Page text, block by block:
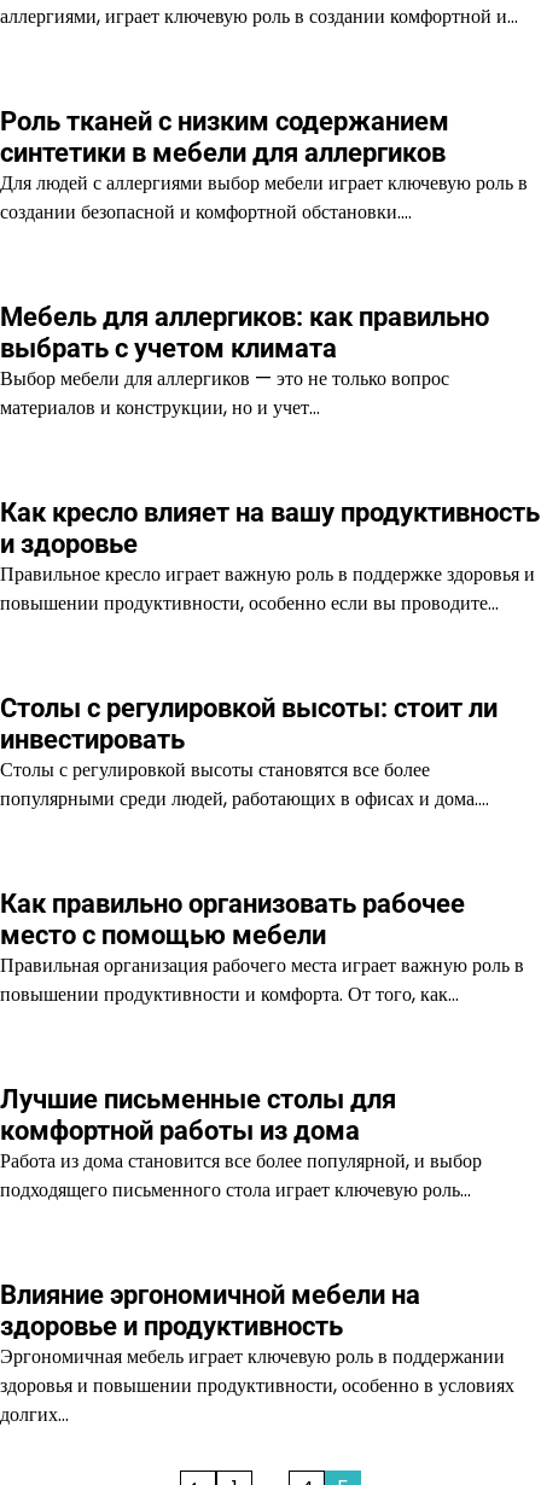
аллергиями, играет ключевую роль в создании комфортной и…
Роль тканей с низким содержанием
синтетики в мебели для аллергиков
Для людей с аллергиями выбор мебели играет ключевую роль в
создании безопасной и комфортной обстановки.…
Мебель для аллергиков: как правильно
выбрать с учетом климата
Выбор мебели для аллергиков — это не только вопрос
материалов и конструкции, но и учет…
Как кресло влияет на вашу продуктивность
и здоровье
Правильное кресло играет важную роль в поддержке здоровья и
повышении продуктивности, особенно если вы проводите…
Столы с регулировкой высоты: стоит ли
инвестировать
Столы с регулировкой высоты становятся все более
популярными среди людей, работающих в офисах и дома.…
Как правильно организовать рабочее
место с помощью мебели
Правильная организация рабочего места играет важную роль в
повышении продуктивности и комфорта. От того, как…
Лучшие письменные столы для
комфортной работы из дома
Работа из дома становится все более популярной, и выбор
подходящего письменного стола играет ключевую роль…
Влияние эргономичной мебели на
здоровье и продуктивность
Эргономичная мебель играет ключевую роль в поддержании
здоровья и повышении продуктивности, особенно в условиях
долгих…